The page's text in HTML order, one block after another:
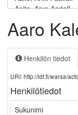
Aaro
Henkilön tiedot
URI: http://ldf.fi/warsa/
Henkilötiedot
Sukunimi